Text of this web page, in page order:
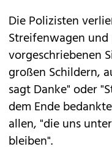
Die Polizisten
Streifenwagen
vorgeschriebenen
großen Schildern,
sagt Danke" oder
dem Ende
allen, "die uns
bleiben".